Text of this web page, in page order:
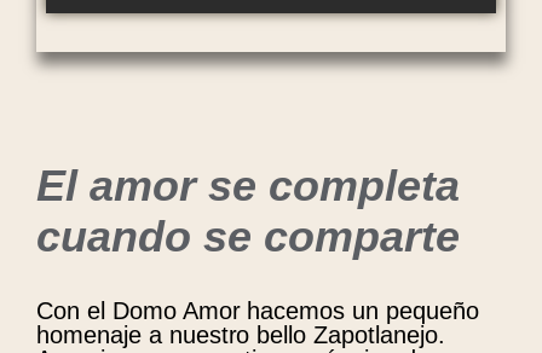
El amor se completa
cuando se comparte
Con el Domo Amor hacemos un pequeño
homenaje a nuestro bello Zapotlanejo.